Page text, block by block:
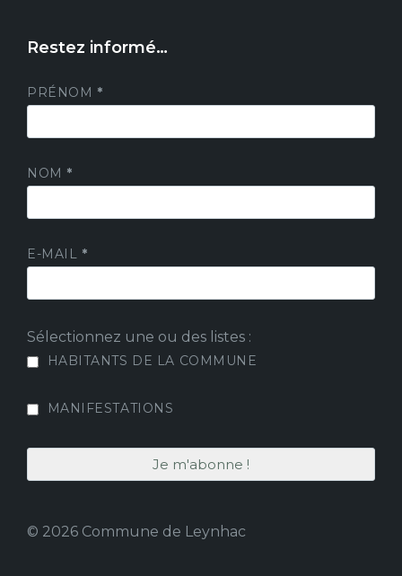
Restez informé…
PRÉNOM *
NOM *
E-MAIL *
Sélectionnez une ou des listes :
HABITANTS DE LA COMMUNE
MANIFESTATIONS
© 2026 Commune de Leynhac